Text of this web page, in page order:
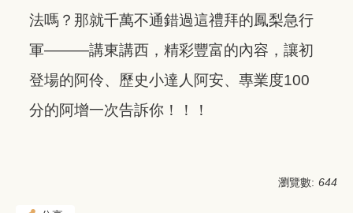
法嗎？那就千萬不通錯過這禮拜的鳳梨急行
軍———講東講西，精彩豐富的內容，讓初
登場的阿伶、歷史小達人阿安、專業度100
分的阿增一次告訴你！！！
瀏覽數: 644